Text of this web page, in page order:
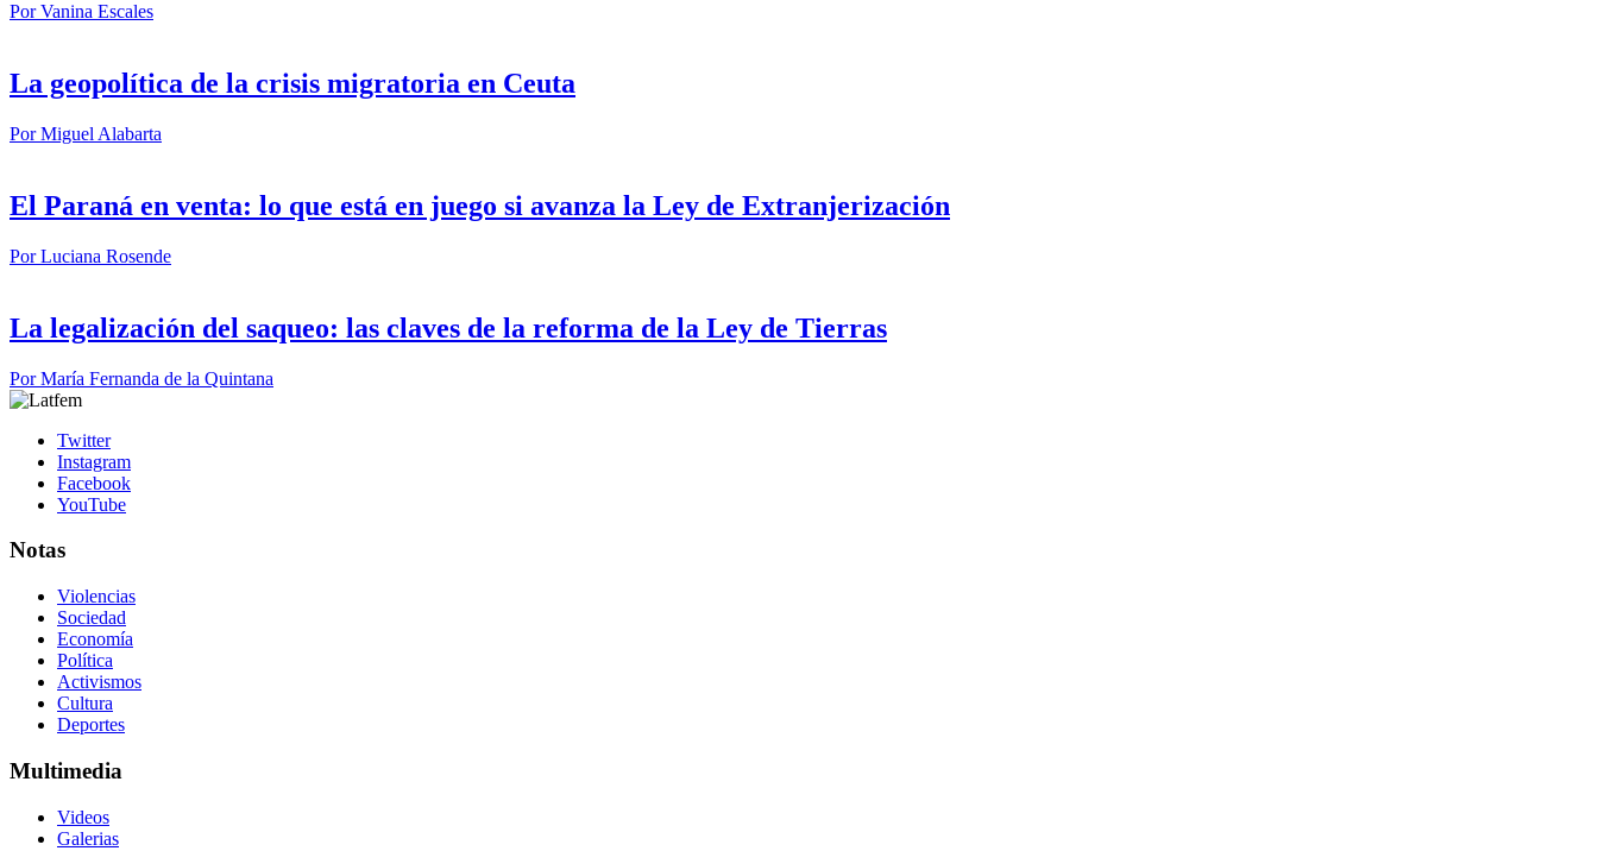
PorVanina Escales
La geopolítica de la crisis migratoria en Ceuta
PorMiguel Alabarta
El Paraná en venta: lo que está en juego si avanza la Ley de Extranjerización
PorLuciana Rosende
La legalización del saqueo: las claves de la reforma de la Ley de Tierras
PorMaría Fernanda de la Quintana
Twitter
Instagram
Facebook
YouTube
Notas
Violencias
Sociedad
Economía
Política
Activismos
Cultura
Deportes
Multimedia
Videos
Galerias